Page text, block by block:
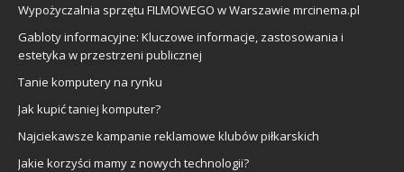
Wypożyczalnia sprzętu FILMOWEGO w Warszawie mrcinema.pl
Gabloty informacyjne: Kluczowe informacje, zastosowania i
estetyka w przestrzeni publicznej
Tanie komputery na rynku
Jak kupić taniej komputer?
Najciekawsze kampanie reklamowe klubów piłkarskich
Jakie korzyści mamy z nowych technologii?